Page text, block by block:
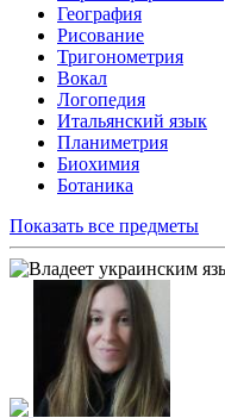
География
Рисование
Тригонометрия
Вокал
Логопедия
Итальянский язык
Планиметрия
Биохимия
Ботаника
Показать все предметы